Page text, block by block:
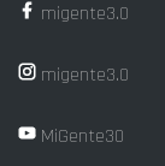
migente3.0
migente3.0
MiGente30